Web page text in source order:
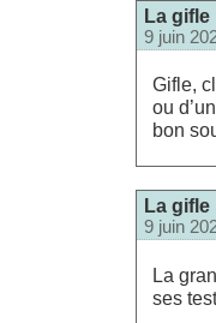
La gifle
9 juin
Gifle,
ou
bon
La gifle
9 juin
La
ses